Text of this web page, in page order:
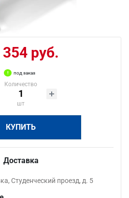
руб.
под заказ
Количество
шт
КУПИТЬ
Доставка
Студенческий проезд, д. 5